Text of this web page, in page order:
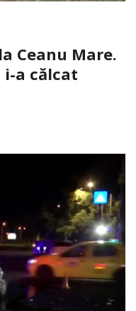
Ceanu Mare.
i-a călcat